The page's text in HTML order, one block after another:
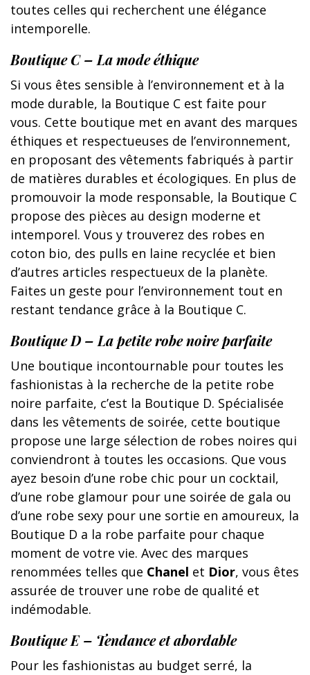
toutes celles qui recherchent une élégance
intemporelle.
Boutique C – La mode éthique
Si vous êtes sensible à l’environnement et à la
mode durable, la Boutique C est faite pour
vous. Cette boutique met en avant des marques
éthiques et respectueuses de l’environnement,
en proposant des vêtements fabriqués à partir
de matières durables et écologiques. En plus de
promouvoir la mode responsable, la Boutique C
propose des pièces au design moderne et
intemporel. Vous y trouverez des robes en
coton bio, des pulls en laine recyclée et bien
d’autres articles respectueux de la planète.
Faites un geste pour l’environnement tout en
restant tendance grâce à la Boutique C.
Boutique D – La petite robe noire parfaite
Une boutique incontournable pour toutes les
fashionistas à la recherche de la petite robe
noire parfaite, c’est la Boutique D. Spécialisée
dans les vêtements de soirée, cette boutique
propose une large sélection de robes noires qui
conviendront à toutes les occasions. Que vous
ayez besoin d’une robe chic pour un cocktail,
d’une robe glamour pour une soirée de gala ou
d’une robe sexy pour une sortie en amoureux, la
Boutique D a la robe parfaite pour chaque
moment de votre vie. Avec des marques
renommées telles que Chanel et Dior, vous êtes
assurée de trouver une robe de qualité et
indémodable.
Boutique E – Tendance et abordable
Pour les fashionistas au budget serré, la